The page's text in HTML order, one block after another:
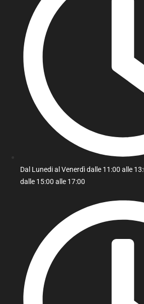
Dal Lunedi al Venerdì dalle 11:00 alle
dalle 15:00 alle 17:00